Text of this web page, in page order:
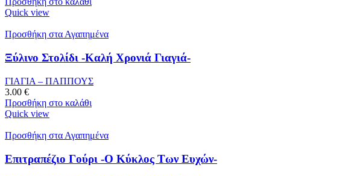
Quick view
Προσθήκη στα Αγαπημένα
Ξύλινο Στολίδι -Καλή Χρονιά Γιαγιά-
ΓΙΑΓΙΑ – ΠΑΠΠΟΥΣ
3.00 €
Προσθήκη στο καλάθι
Quick view
Προσθήκη στα Αγαπημένα
Επιτραπέζιο Γούρι -Ο Κύκλος Των Ευχών-